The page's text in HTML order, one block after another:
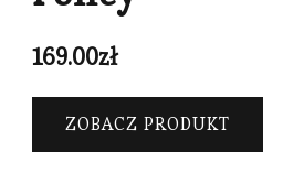
169.00zł
ZOBACZ PRODUKT